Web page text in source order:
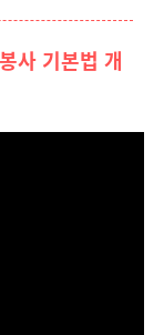
사 기본법 개